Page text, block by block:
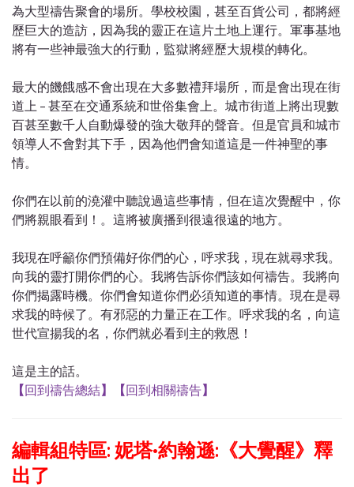
為大型禱告聚會的場所。學校校園，甚至百貨公司，都將經
歷巨大的造訪，因為我的靈正在這片土地上運行。軍事基地
將有一些神最強大的行動，監獄將經歷大規模的轉化。
最大的饑餓感不會出現在大多數禮拜場所，而是會出現在街
道上 – 甚至在交通系統和世俗集會上。城市街道上將出現數
百甚至數千人自動爆發的強大敬拜的聲音。但是官員和城市
領導人不會對其下手，因為他們會知道這是一件神聖的事
情。
你們在以前的澆灌中聽說過這些事情，但在這次覺醒中，你
們將親眼看到！。這將被廣播到很遠很遠的地方。
我現在呼籲你們預備好你們的心，呼求我，現在就尋求我。
向我的靈打開你們的心。我將告訴你們該如何禱告。我將向
你們揭露時機。你們會知道你們必須知道的事情。現在是尋
求我的時候了。有邪惡的力量正在工作。呼求我的名，向這
世代宣揚我的名，你們就必看到主的救恩！
這是主的話。
【回到禱告總結】 【回到相關禱告】
編輯組特區: 妮塔·約翰遜:《大覺醒》釋
出了